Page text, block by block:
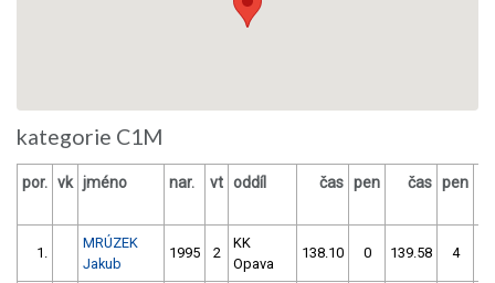
kategorie C1M
por. vk jméno nar. vt oddíl čas pen čas pen
1.
MRÚZEK
Jakub
1995 2
KK
Opava
138.10 0 139.58 4